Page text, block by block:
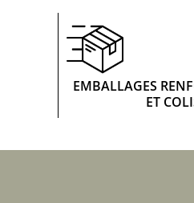
EMBALLAGES
ET